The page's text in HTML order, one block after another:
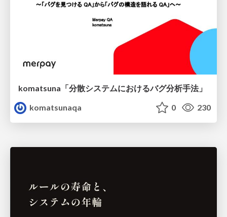
komatsuna「分散システムにおけるバグ分析手法」
komatsunaqa
0 230